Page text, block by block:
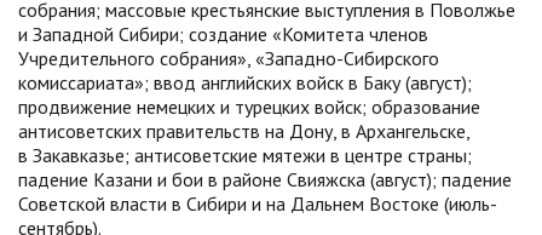
собрания; массовые крестьянские выступления в Поволжье
и Западной Сибири; создание «Комитета членов
Учредительного собрания», «Западно-Сибирского
комиссариата»; ввод английских войск в Баку (август);
продвижение немецких и турецких войск; образование
антисоветских правительств на Дону, в Архангельске,
в Закавказье; антисоветские мятежи в центре страны;
падение Казани и бои в районе Свияжска (август); падение
Советской власти в Сибири и на Дальнем Востоке (июль-
сентябрь).